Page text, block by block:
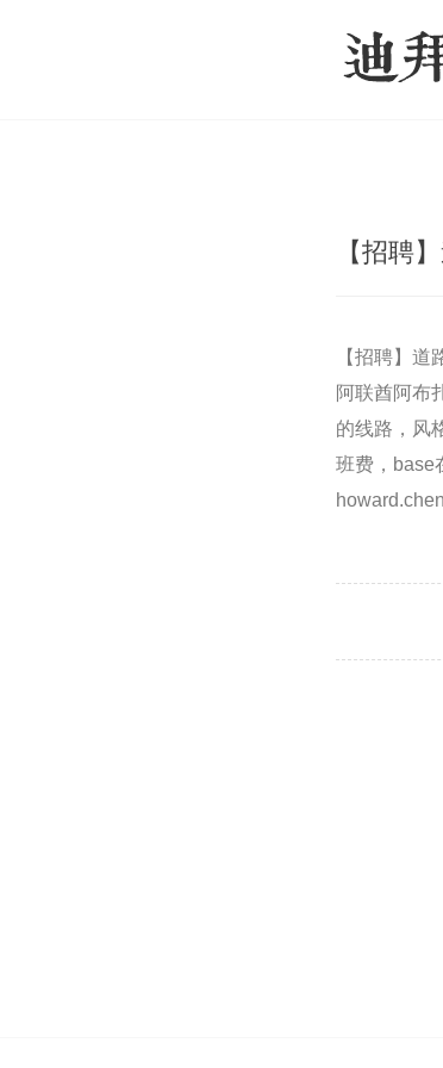
【招聘
【招聘】
阿联酋阿布
的线路，风
班费，base